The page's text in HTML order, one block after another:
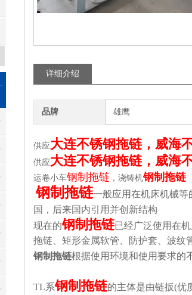
详细介绍
品牌 雄鹰
供应大连不锈钢拖链，威海
供应大连不锈钢拖链，威海
运卷小车钢制拖链 ，浇铸机钢制拖链
钢制拖链一般应用在机床机械等
国，后来国内引用并创新结构
现在的钢制拖链已经广泛使用在
拖链、矩形金属软管、防护套、波纹
钢制拖链根据使用环境和使用要求的
TL系钢制拖链的主体是由链扳(优